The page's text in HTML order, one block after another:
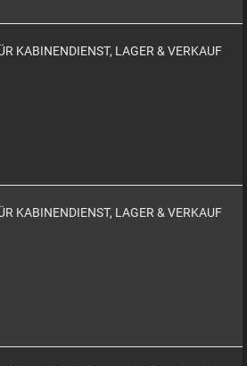
KABINENDIENST, LAGER & VERKAUF
KABINENDIENST, LAGER & VERKAUF